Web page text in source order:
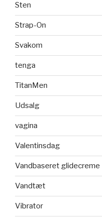
Sten
Strap-On
Svakom
tenga
TitanMen
Udsalg
vagina
Valentinsdag
Vandbaseret glidecreme
Vandtæt
Vibrator